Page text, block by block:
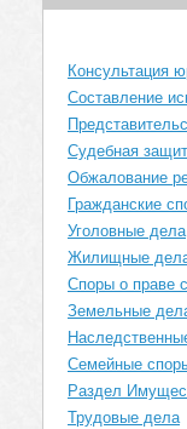
Консультация
Составление
Судебная
Обжалование
Гражданские
Уголовные дела
Жилищные
Споры о праве
Земельные
Семейные
Раздел
Трудовые дела